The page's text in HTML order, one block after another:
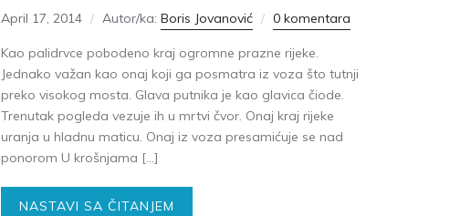
April 17, 2014 Autor/ka: Boris Jovanović 0 komentara
Kao palidrvce pobodeno kraj ogromne prazne rijeke.
Jednako važan kao onaj koji ga posmatra iz voza što tutnji
preko visokog mosta. Glava putnika je kao glavica čiode.
Trenutak pogleda vezuje ih u mrtvi čvor. Onaj kraj rijeke
uranja u hladnu maticu. Onaj iz voza presamićuje se nad
ponorom U krošnjama […]
NASTAVI SA ČITANJEM